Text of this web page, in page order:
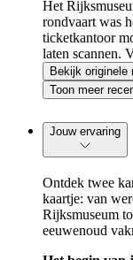
Het
rondvaart was
ticketkantoor
laten scannen.
Bekijk originele
Toon meer
Jouw ervaring
Ontdek twee
kaartje: van
Rijksmuseum
eeuwenoud